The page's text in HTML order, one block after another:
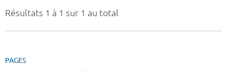
Résultats 1 à 1 sur 1 au total
PAGES